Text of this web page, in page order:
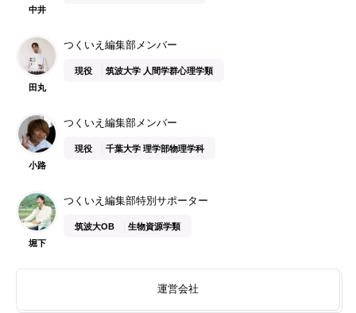
中井
田丸
つくいえ編集部メンバー
現役 筑波大学 人間学群心理学類
小路
つくいえ編集部メンバー
現役 千葉大学 理学部物理学科
堀下
つくいえ編集部特別サポーター
筑波大OB 生物資源学類
運営会社